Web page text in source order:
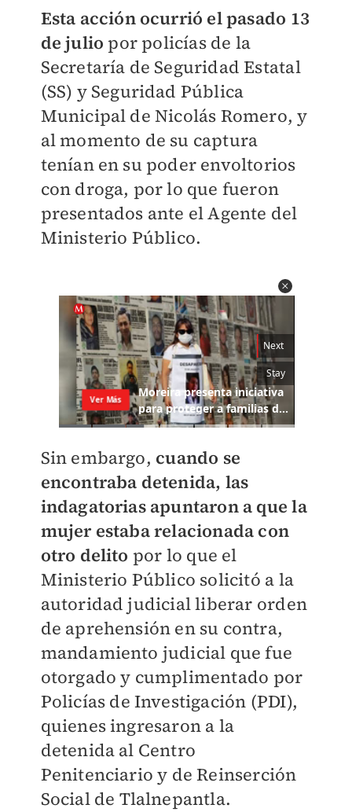
Esta acción ocurrió el pasado 13
de julio por policías de la
Secretaría de Seguridad Estatal
(SS) y Seguridad Pública
Municipal de Nicolás Romero, y
al momento de su captura
tenían en su poder envoltorios
con droga, por lo que fueron
presentados ante el Agente del
Ministerio Público.
Sin embargo, cuando se
encontraba detenida, las
indagatorias apuntaron a que la
mujer estaba relacionada con
otro delito por lo que el
Ministerio Público solicitó a la
autoridad judicial liberar orden
de aprehensión en su contra,
mandamiento judicial que fue
otorgado y cumplimentado por
Policías de Investigación (PDI),
quienes ingresaron a la
detenida al Centro
Penitenciario y de Reinserción
Social de Tlalnepantla.